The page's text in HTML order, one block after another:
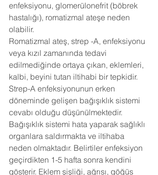
enfeksiyonu, glomerülonefrit (böbrek
hastalığı), romatizmal ateşe neden
olabilir.
Romatizmal ateş, strep -A, enfeksiyonu
veya kızıl zamanında tedavi
edilmediğinde ortaya çıkan, eklemleri,
kalbi, beyini tutan iltihabi bir tepkidir.
Strep-A enfeksiyonunun erken
döneminde gelişen bağışıklık sistemi
cevabı olduğu düşünülmektedir.
Bağışıklık sistemi hata yaparak sağlıklı
organlara saldırmakta ve iltihaba
neden olmaktadır. Belirtiler enfeksiyon
geçirdikten 1-5 hafta sonra kendini
gösterir. Eklem şişliği, ağrısı, göğüs